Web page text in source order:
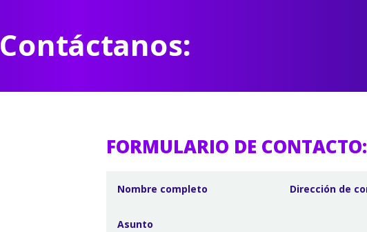
Contáctanos:
FORMULARIO DE CONTACTO: